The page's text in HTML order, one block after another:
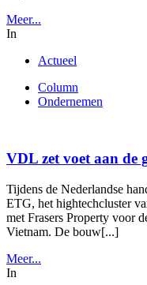
Meer...
In
Actueel
Column
Ondernemen
VDL zet voet aan de
Tijdens de Nederlandse
ETG, het hightechcluster
met Frasers Property voor
Vietnam. De bouw[...]
Meer...
In